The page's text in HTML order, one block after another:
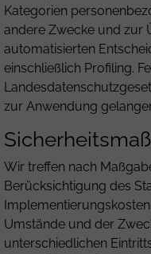
Kategorien
andere Zwecke und zur
automatisierten
einschließlich Profiling.
zur Anwendung
Wir treffen nach
Berücksichtigung des
Umstände und der
unterschiedlichen